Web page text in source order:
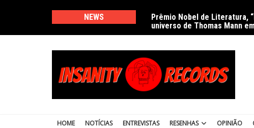
conteúdo
NEWS
Prêmio Nobel de Literatura,
universo de Thomas Mann
HOME NOTÍCIAS ENTREVISTAS RESENHAS OPINIÃO